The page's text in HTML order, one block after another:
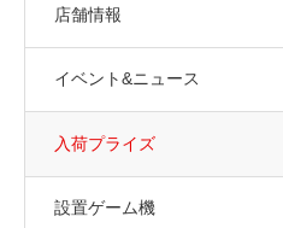
店舗情報
イベント&ニュース
入荷プライズ
設置ゲーム機